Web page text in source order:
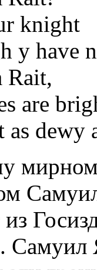
knight
у have
Rait,
are
as dewy
из
Самуил